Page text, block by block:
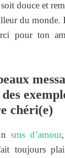
soit douce et
du monde.
pour ton
chéri(e)
sms d’amour
toujours